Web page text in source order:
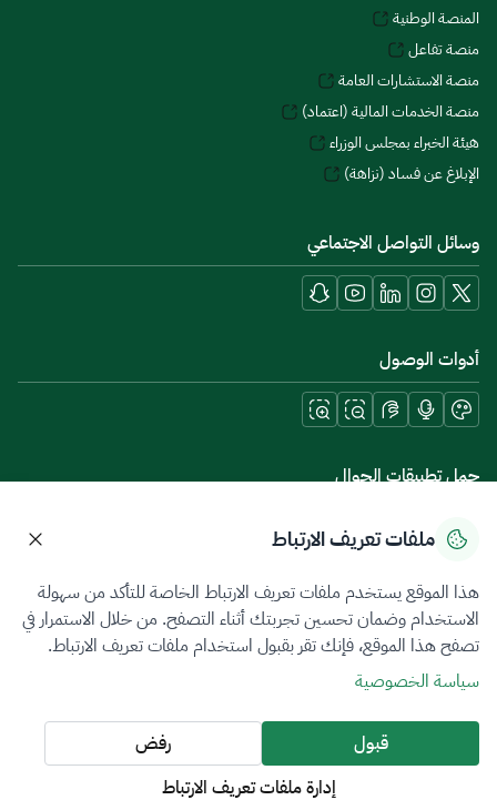
المنصة الوطنية
منصة تفاعل
منصة الاستشارات العامة
منصة الخدمات المالية (اعتماد)
هيئة الخبراء بمجلس الوزراء
الإبلاغ عن فساد (نزاهة)
وسائل التواصل الاجتماعي
أدوات الوصول
حمل تطبيقات الجوال
سياسة الخصوصيةشروط الاستخدامخريطة الموقع
جميع الحقوق محفوظة 2026 © ZATCA.GOV.SA
تم تطويره وصيانته بواسطة هيئة الزكاة والضريبة والجمارك
آخر تحديث للموقع في
ملفات تعريف الارتباط
هذا الموقع يستخدم ملفات تعريف الارتباط الخاصة للتأكد من سهولة
الاستخدام وضمان تحسين تجربتك أثناء التصفح. من خلال الاستمرار في
تصفح هذا الموقع، فإنك تقر بقبول استخدام ملفات تعريف الارتباط.
سياسة الخصوصية
قبول
رفض
إدارة ملفات تعريف الارتباط